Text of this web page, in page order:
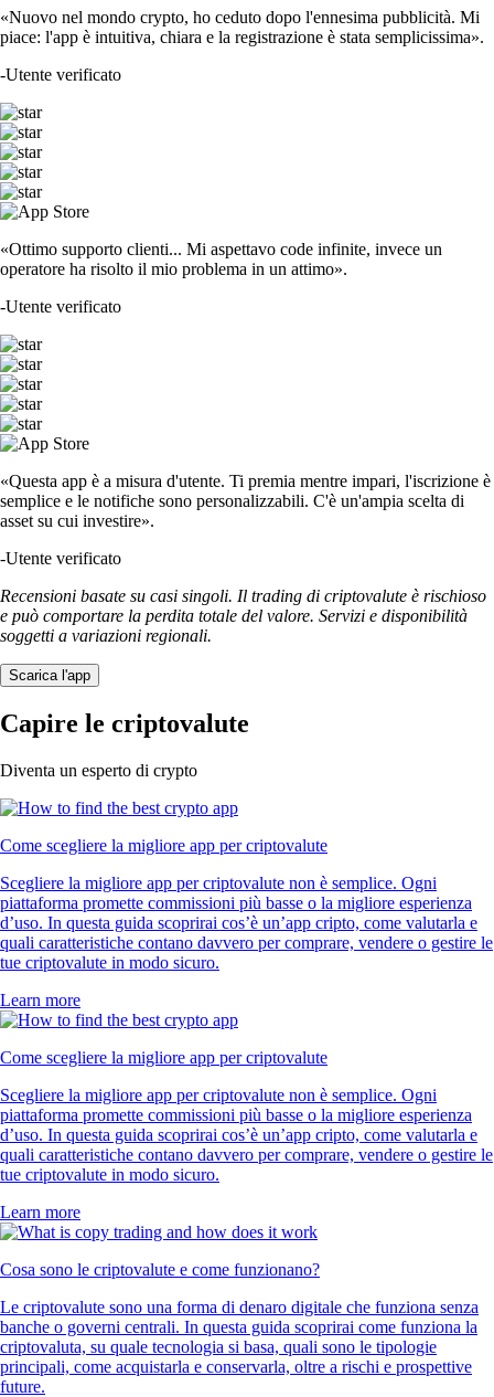
«Nuovo nel mondo crypto, ho ceduto dopo l'ennesima pubblicità. Mi
piace: l'app è intuitiva, chiara e la registrazione è stata semplicissima».
-Utente verificato
«Ottimo supporto clienti... Mi aspettavo code infinite, invece un
operatore ha risolto il mio problema in un attimo».
-Utente verificato
«Questa app è a misura d'utente. Ti premia mentre impari, l'iscrizione è
semplice e le notifiche sono personalizzabili. C'è un'ampia scelta di
asset su cui investire».
-Utente verificato
Recensioni basate su casi singoli. Il trading di criptovalute è rischioso
e può comportare la perdita totale del valore. Servizi e disponibilità
soggetti a variazioni regionali.
Scarica l'app
Capire le criptovalute
Diventa un esperto di crypto
Come scegliere la migliore app per criptovalute
Scegliere la migliore app per criptovalute non è semplice. Ogni
piattaforma promette commissioni più basse o la migliore esperienza
d’uso. In questa guida scoprirai cos’è un’app cripto, come valutarla e
quali caratteristiche contano davvero per comprare, vendere o gestire le
tue criptovalute in modo sicuro.
Learn more
Come scegliere la migliore app per criptovalute
Scegliere la migliore app per criptovalute non è semplice. Ogni
piattaforma promette commissioni più basse o la migliore esperienza
d’uso. In questa guida scoprirai cos’è un’app cripto, come valutarla e
quali caratteristiche contano davvero per comprare, vendere o gestire le
tue criptovalute in modo sicuro.
Learn more
Cosa sono le criptovalute e come funzionano?
Le criptovalute sono una forma di denaro digitale che funziona senza
banche o governi centrali. In questa guida scoprirai come funziona la
criptovaluta, su quale tecnologia si basa, quali sono le tipologie
principali, come acquistarla e conservarla, oltre a rischi e prospettive
future.